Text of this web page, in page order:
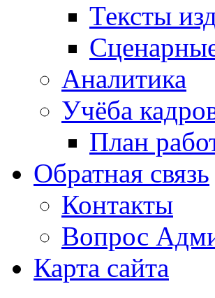
Тексты
Аналитика
Учёба
План
Обратная связь
Контакты
Вопрос
Карта сайта